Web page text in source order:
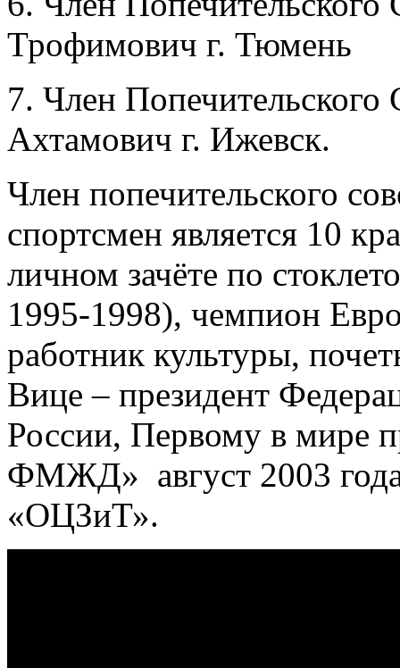
Трофимович г. Тюмень
7. Член
Ахтамович г. Ижевск.
Член попечительского
спортсмен является 10
личном зачёте по
1995-1998), чемпион
работник культуры,
Вице – президент
России, Первому в мире
ФМЖД» август 2003
«ОЦЗиТ».